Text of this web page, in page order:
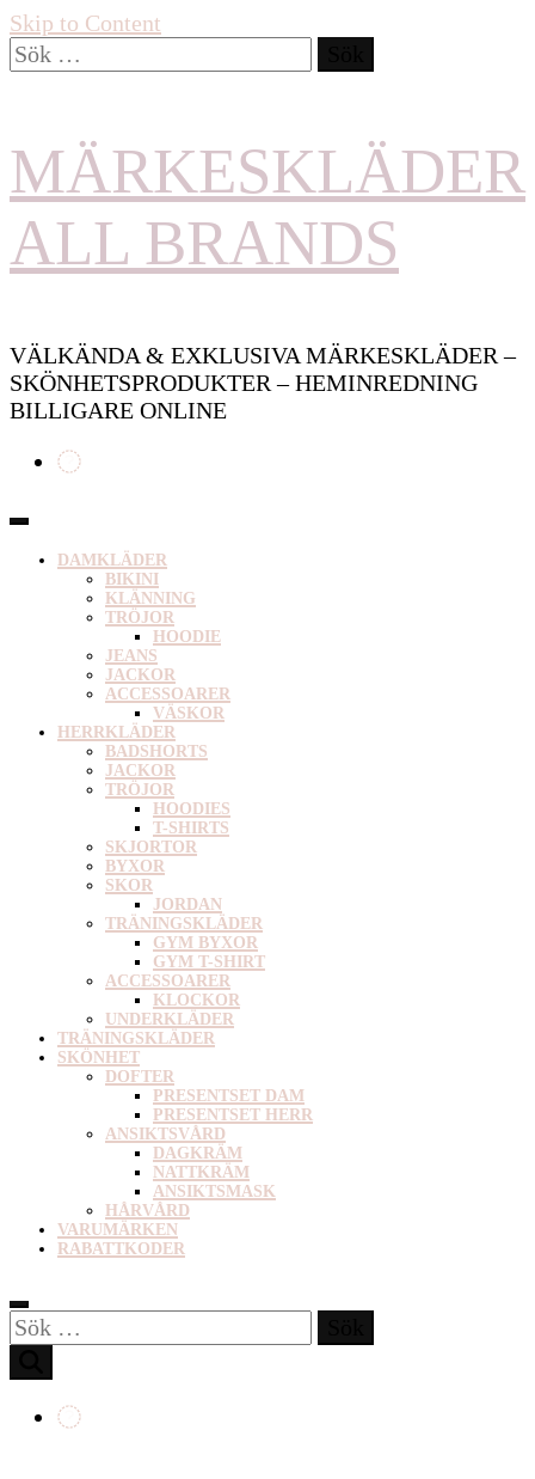
Skip to Content
Sök
efter:
MÄRKESKLÄDER
ALL BRANDS
VÄLKÄNDA & EXKLUSIVA MÄRKESKLÄDER –
SKÖNHETSPRODUKTER – HEMINREDNING
BILLIGARE ONLINE
DAMKLÄDER
BIKINI
KLÄNNING
TRÖJOR
HOODIE
JEANS
JACKOR
ACCESSOARER
VÄSKOR
HERRKLÄDER
BADSHORTS
JACKOR
TRÖJOR
HOODIES
T-SHIRTS
SKJORTOR
BYXOR
SKOR
JORDAN
TRÄNINGSKLÄDER
GYM BYXOR
GYM T-SHIRT
ACCESSOARER
KLOCKOR
UNDERKLÄDER
TRÄNINGSKLÄDER
SKÖNHET
DOFTER
PRESENTSET DAM
PRESENTSET HERR
ANSIKTSVÅRD
DAGKRÄM
NATTKRÄM
ANSIKTSMASK
HÅRVÅRD
VARUMÄRKEN
RABATTKODER
Sök
efter: